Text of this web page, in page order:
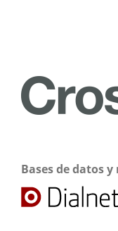
Bases de datos